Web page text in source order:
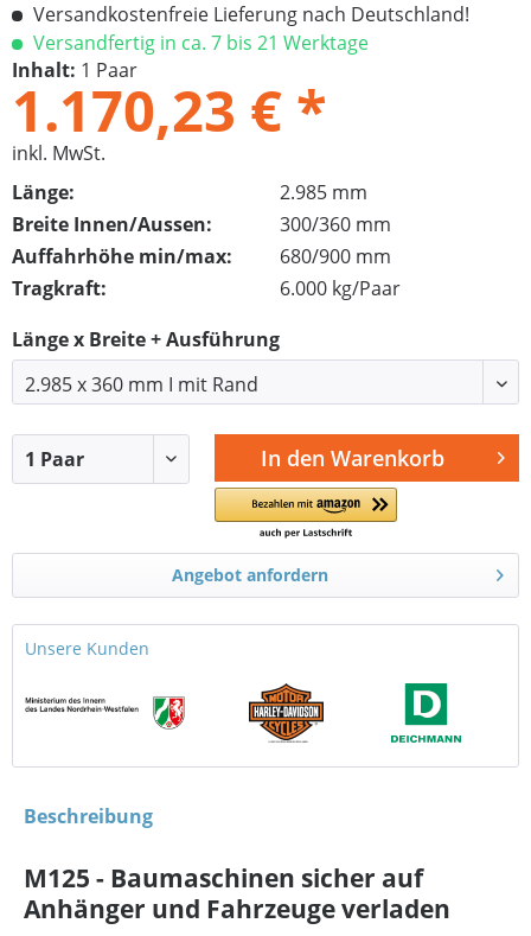
Versandkostenfreie Lieferung nach Deutschland!
Versandfertig in ca. 7 bis 21 Werktage
Inhalt: 1 Paar
1.170,23 € *
inkl. MwSt.
Länge:
2.985 mm
Breite Innen/Aussen:
300/360 mm
Auffahrhöhe min/max:
680/900 mm
Tragkraft:
6.000 kg/Paar
Länge x Breite + Ausführung
In den Warenkorb
Angebot anfordern
Unsere Kunden
Beschreibung
M125 - Baumaschinen sicher auf
Anhänger und Fahrzeuge verladen